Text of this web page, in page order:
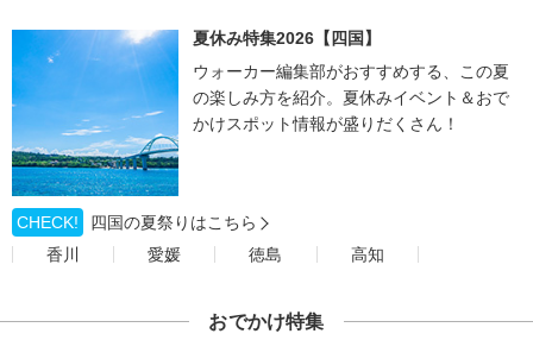
夏休み特集2026【四国】
ウォーカー編集部がおすすめする、この夏
の楽しみ方を紹介。夏休みイベント＆おで
かけスポット情報が盛りだくさん！
CHECK!
四国の夏祭りはこちら
香川
愛媛 徳島 高知
おでかけ特集